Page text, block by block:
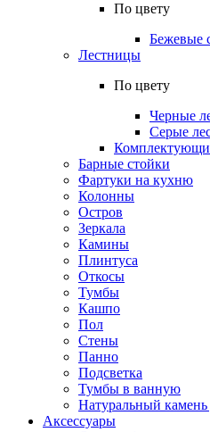
По цвету
Бежевые
Лестницы
По цвету
Черные
Серые
Барные стойки
Фартуки на кухню
Колонны
Остров
Зеркала
Камины
Плинтуса
Откосы
Тумбы
Кашпо
Пол
Стены
Панно
Подсветка
Тумбы в ванную
Натуральный
Аксессуары